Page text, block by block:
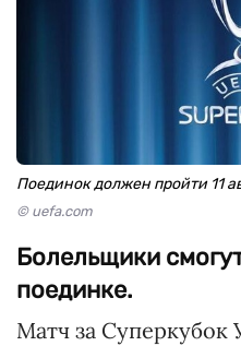
Поединок должен пройти 11
© uefa.com
Болельщики
поединке.
Матч за